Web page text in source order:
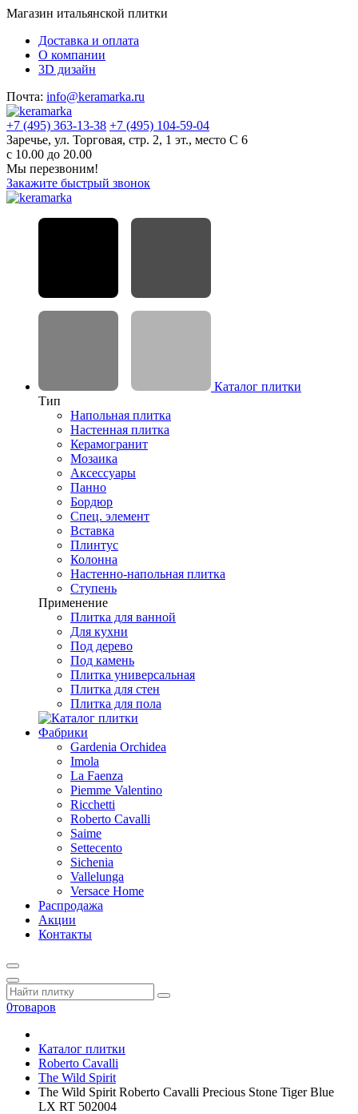
Магазин итальянской плитки
Доставка и оплата
О компании
3D дизайн
Почта: info@keramarka.ru
+7 (495) 363-13-38 +7 (495) 104-59-04
Заречье, ул. Торговая, стр. 2, 1 эт., место С 6
с 10.00 до 20.00
Мы перезвоним!
Закажите быстрый звонок
Каталог плитки
Тип
Напольная плитка
Настенная плитка
Керамогранит
Мозаика
Аксессуары
Панно
Бордюр
Спец. элемент
Вставка
Плинтус
Колонна
Настенно-напольная плитка
Ступень
Применение
Плитка для ванной
Для кухни
Под дерево
Под камень
Плитка универсальная
Плитка для стен
Плитка для пола
Фабрики
Gardenia Orchidea
Imola
La Faenza
Piemme Valentino
Ricchetti
Roberto Cavalli
Saime
Settecento
Sichenia
Vallelunga
Versace Home
Распродажа
Акции
Контакты
0товаров
Каталог плитки
Roberto Cavalli
The Wild Spirit
The Wild Spirit Roberto Cavalli Precious Stone Tiger Blue
LX RT 502004